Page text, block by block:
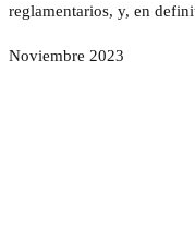
reglamentarios, y, en
Noviembre 2023